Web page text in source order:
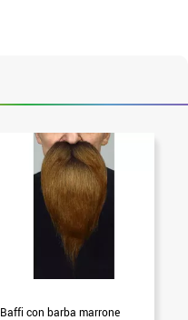
Baffi con barba marrone